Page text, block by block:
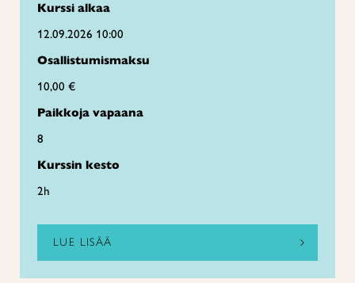
Kurssi alkaa
12.09.2026 10:00
Osallistumismaksu
10,00 €
Paikkoja vapaana
8
Kurssin kesto
2h
LUE LISÄÄ